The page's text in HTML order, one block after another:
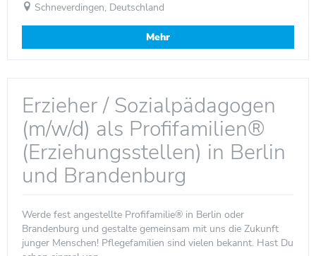
Schneverdingen, Deutschland
Mehr
Erzieher / Sozialpädagogen
(m/w/d) als Profifamilien®
(Erziehungsstellen) in Berlin
und Brandenburg
Werde fest angestellte Profifamilie® in Berlin oder
Brandenburg und gestalte gemeinsam mit uns die Zukunft
junger Menschen! Pflegefamilien sind vielen bekannt. Hast Du